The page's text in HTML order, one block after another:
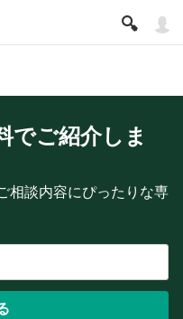
でご紹介しま
相談内容にぴったりな専